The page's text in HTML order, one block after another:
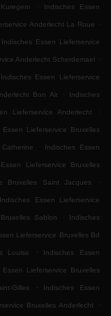
. Indisches Essen
Anderlecht La Roue .
Indisches Essen Lieferservice
Anderlecht Scherdemael .
Indisches Essen Lieferservice
Bon Air . Indisches
Lieferservice Anderlecht .
Essen Lieferservice Bruxelles
. Indisches Essen
Lieferservice Bruxelles
Bruxelles Saint Jacques .
Indisches Essen Lieferservice
Sablon . Indisches
Lieferservice Bruxelles Bd
Louise . Indisches Essen
Essen Lieferservice Bruxelles
Gilles . Indisches Essen
Bruxelles Anderlecht .